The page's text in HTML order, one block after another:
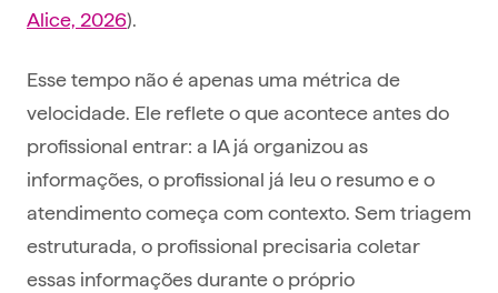
Alice, 2026).
Esse tempo não é apenas uma métrica de
velocidade. Ele reflete o que acontece antes do
profissional entrar: a IA já organizou as
informações, o profissional já leu o resumo e o
atendimento começa com contexto. Sem triagem
estruturada, o profissional precisaria coletar
essas informações durante o próprio